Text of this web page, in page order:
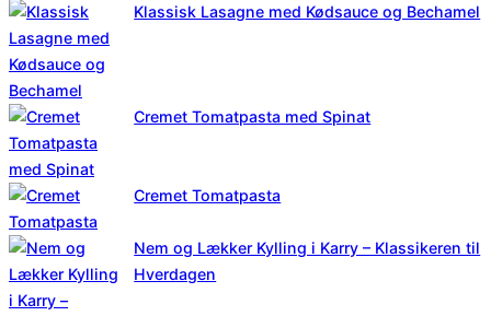
Klassisk Lasagne med Kødsauce og Bechamel
Cremet Tomatpasta med Spinat
Cremet Tomatpasta
Nem og Lækker Kylling i Karry – Klassikeren til
Hverdagen